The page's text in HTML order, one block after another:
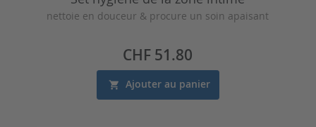
nettoie en douceur & procure un soin apaisant
Prix
CHF 51.80
Ajouter au panier